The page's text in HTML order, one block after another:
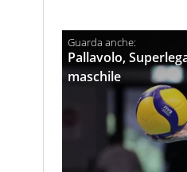
Pallavolo,
maschile